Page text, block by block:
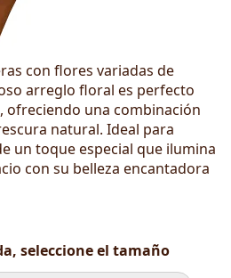
con flores variadas de
arreglo floral es perfecto
ofreciendo una combinación
natural. Ideal para
un toque especial que ilumina
con su belleza encantadora
seleccione el tamaño